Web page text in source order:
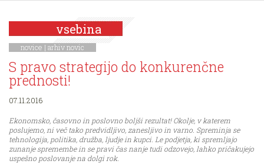
vsebina
novice | arhiv novic
S pravo strategijo do konkurenčne
prednosti!
07.11.2016
Ekonomsko, časovno in poslovno boljši rezultat! Okolje, v katerem
poslujemo, ni več tako predvidljivo, zanesljivo in varno. Spreminja se
tehnologija, politika, družba, ljudje in kupci. Le podjetja, ki spremljajo
zunanje spremembe in se pravi čas nanje tudi odzovejo, lahko pričakujejo
uspešno poslovanje na dolgi rok.